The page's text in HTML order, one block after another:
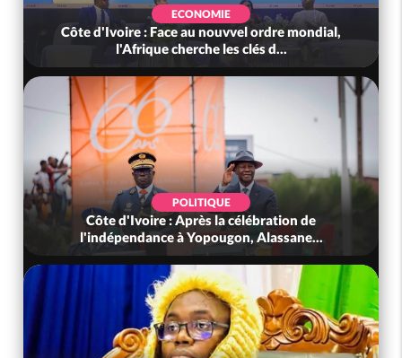
ECONOMIE
Côte d'Ivoire : Face au nouvvel ordre mondial,
l'Afrique cherche les clés d...
POLITIQUE
Côte d'Ivoire : Après la célébration de
l'indépendance à Yopougon, Alassane...